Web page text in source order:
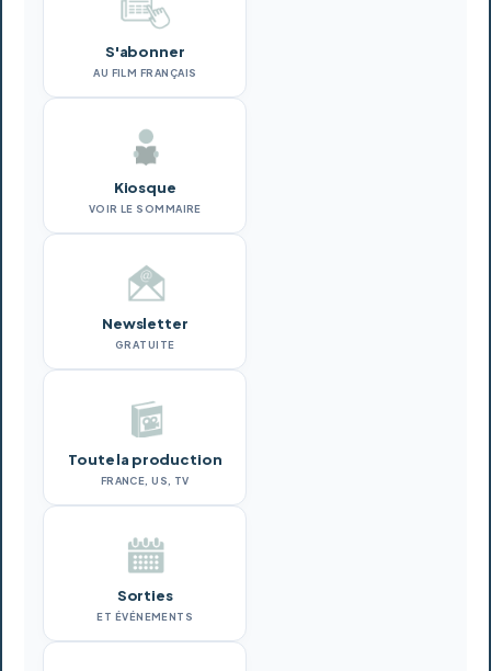
S'abonner
AU FILM FRANÇAIS
Kiosque
VOIR LE SOMMAIRE
Newsletter
GRATUITE
Toute la production
FRANCE, US, TV
Sorties
ET ÉVÉNEMENTS